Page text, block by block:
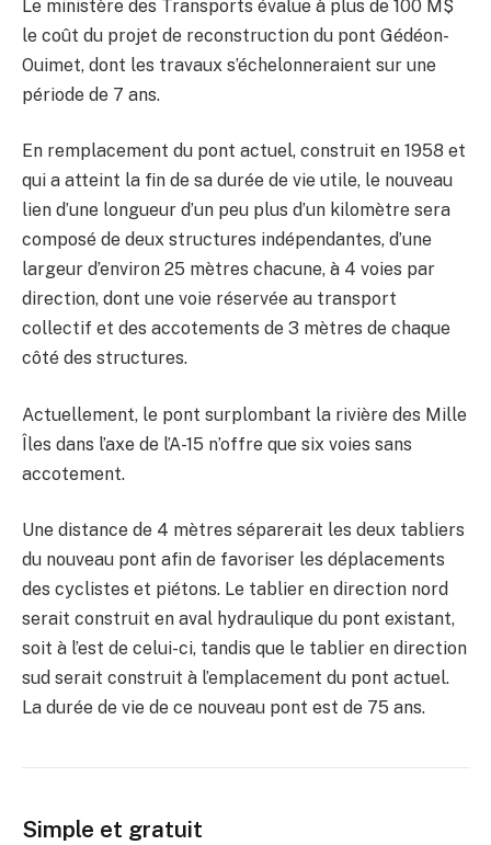
Le ministère des Transports évalue à plus de 100 M$
le coût du projet de reconstruction du pont Gédéon-
Ouimet, dont les travaux s’échelonneraient sur une
période de 7 ans.
En remplacement du pont actuel, construit en 1958 et
qui a atteint la fin de sa durée de vie utile, le nouveau
lien d’une longueur d’un peu plus d’un kilomètre sera
composé de deux structures indépendantes, d’une
largeur d’environ 25 mètres chacune, à 4 voies par
direction, dont une voie réservée au transport
collectif et des accotements de 3 mètres de chaque
côté des structures.
Actuellement, le pont surplombant la rivière des Mille
Îles dans l’axe de l’A-15 n’offre que six voies sans
accotement.
Une distance de 4 mètres séparerait les deux tabliers
du nouveau pont afin de favoriser les déplacements
des cyclistes et piétons. Le tablier en direction nord
serait construit en aval hydraulique du pont existant,
soit à l’est de celui-ci, tandis que le tablier en direction
sud serait construit à l’emplacement du pont actuel.
La durée de vie de ce nouveau pont est de 75 ans.
Simple et gratuit